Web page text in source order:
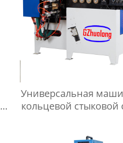
Универсальная
кольцевой стыковой